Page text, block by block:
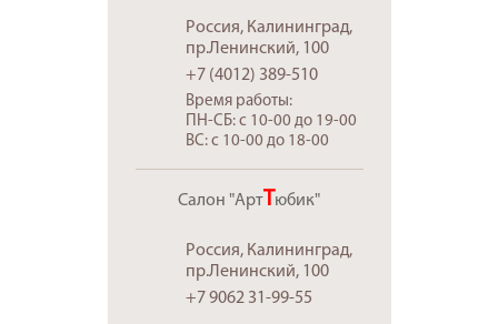
Россия, Калининград,
пр.Ленинский, 100
+7 (4012) 389-510
Время работы:
ПН-СБ: c 10-00 до 19-00
ВС: c 10-00 до 18-00
Салон "АртТюбик"
Россия, Калининград,
пр.Ленинский, 100
+7 9062 31-99-55